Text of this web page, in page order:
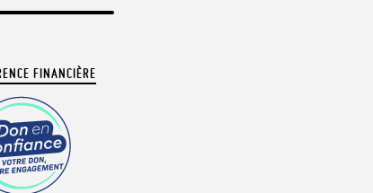
FINANCIÈRE